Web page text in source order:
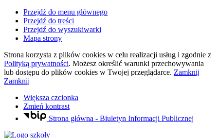
Przejdź do menu głównego
Przejdź do treści
Przejdź do wyszukiwarki
Mapa strony
Strona korzysta z plików cookies w celu realizacji usług i zgodnie z
Polityką prywatności. Możesz określić warunki przechowywania
lub dostępu do plików cookies w Twojej przeglądarce. Zamknij
Zamknij
Większa czcionka
Zmień kontrast
Strona główna - Biuletyn Informacji Publicznej